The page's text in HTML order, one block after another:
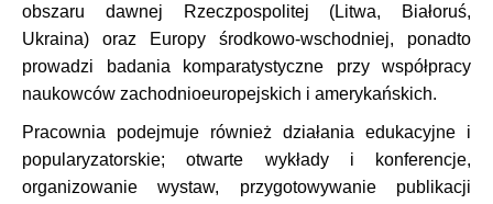
obszaru dawnej Rzeczpospolitej (Litwa, Białoruś,
Ukraina) oraz Europy środkowo-wschodniej, ponadto
prowadzi badania komparatystyczne przy współpracy
naukowców zachodnioeuropejskich i amerykańskich.
Pracownia podejmuje również działania edukacyjne i
popularyzatorskie; otwarte wykłady i konferencje,
organizowanie wystaw, przygotowywanie publikacji